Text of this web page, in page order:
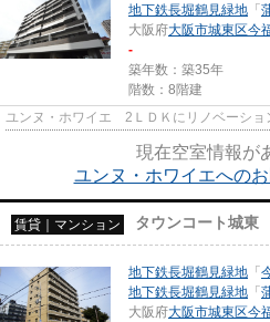
地下鉄長堀鶴見緑地 「
大阪府大阪市城東区今
-
築年数：築35年
階数：8階建
ユンヌ・ホワイエ 2ＬＤＫにリノベーショ
現在空室情報が
ユンヌ・ホワイエへの
賃貸｜マンション タウンコート城東
地下鉄長堀鶴見緑地 「
地下鉄長堀鶴見緑地 「
大阪府大阪市城東区今